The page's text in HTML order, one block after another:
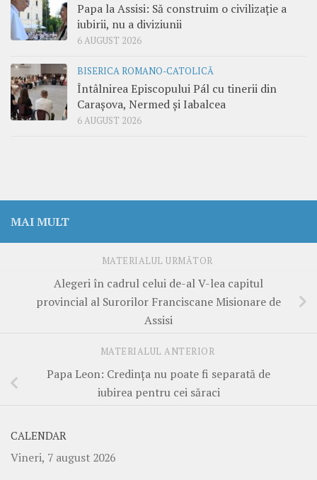
Papa la Assisi: Să construim o civilizație a
iubirii, nu a diviziunii
6 AUGUST 2026
BISERICA ROMANO-CATOLICĂ
Întâlnirea Episcopului Pál cu tinerii din
Carașova, Nermed și Iabalcea
6 AUGUST 2026
MAI MULT
MATERIALUL URMĂTOR
Alegeri în cadrul celui de-al V-lea capitul
provincial al Surorilor Franciscane Misionare de
Assisi
MATERIALUL ANTERIOR
Papa Leon: Credința nu poate fi separată de
iubirea pentru cei săraci
CALENDAR
Vineri, 7 august 2026